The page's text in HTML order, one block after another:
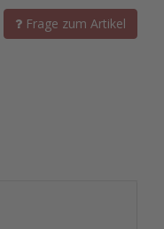
Frage zum Artikel